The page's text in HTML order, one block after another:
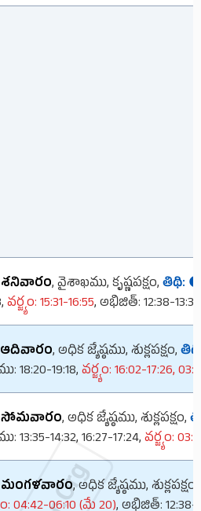
శనివారం, వైశాఖము, కృష్ణపక్షం, తిథి:
వర్జ్యం: 15:31-16:55, అభిజిత్: 12:38-
ఆదివారం, అధిక జ్యేష్ఠము, శుక్లపక్షం,
18:20-19:18, వర్జ్యం: 16:02-17:26,
సోమవారం, అధిక జ్యేష్ఠము, శుక్లపక్షం,
13:35-14:32, 16:27-17:24, వర్జ్యం:
మంగళవారం, అధిక జ్యేష్ఠము, శుక్లపక్షం,
04:42-06:10 (మే 20), అభిజిత్: 12:38-